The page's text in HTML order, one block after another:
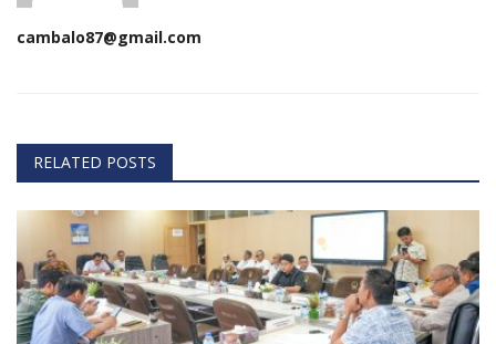
cambalo87@gmail.com
RELATED POSTS